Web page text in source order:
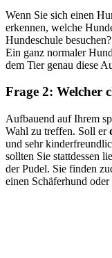
Wenn Sie sich einen
erkennen, welche
Hundeschule
Ein ganz normaler
dem Tier genau diese
Frage 2: Welcher
Aufbauend auf Ihrem
Wahl zu treffen. Soll er
und sehr
sollten Sie stattdessen
der Pudel. Sie finden
einen Schäferhund